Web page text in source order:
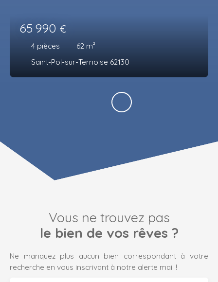
65 990 €
4 pièces 62 m²
Saint-Pol-sur-Ternoise 62130
Vous ne trouvez pas
le bien de vos rêves ?
Ne manquez plus aucun bien correspondant à votre
recherche en vous inscrivant à notre alerte mail !